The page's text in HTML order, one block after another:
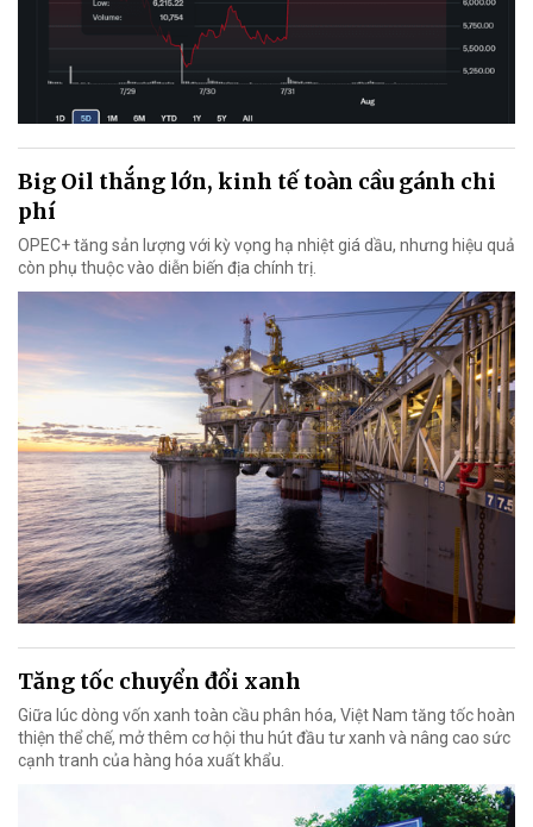
Big Oil thắng lớn, kinh tế toàn cầu gánh chi
phí
OPEC+ tăng sản lượng với kỳ vọng hạ nhiệt giá dầu, nhưng hiệu quả
còn phụ thuộc vào diễn biến địa chính trị.
Tăng tốc chuyển đổi xanh
Giữa lúc dòng vốn xanh toàn cầu phân hóa, Việt Nam tăng tốc hoàn
thiện thể chế, mở thêm cơ hội thu hút đầu tư xanh và nâng cao sức
cạnh tranh của hàng hóa xuất khẩu.